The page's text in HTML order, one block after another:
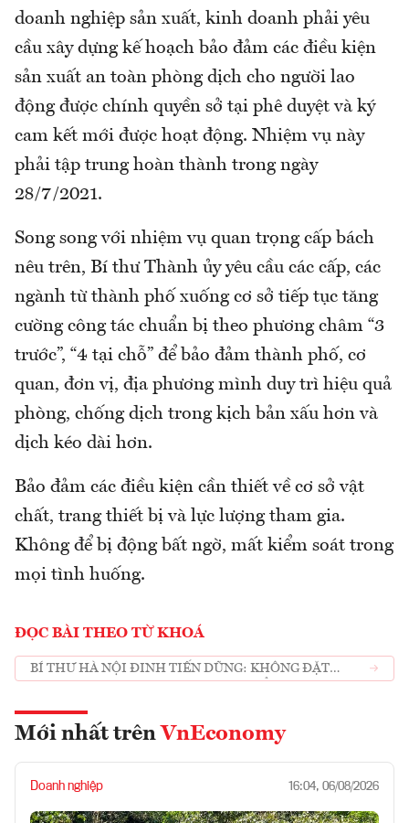
doanh nghiệp sản xuất, kinh doanh phải yêu
cầu xây dựng kế hoạch bảo đảm các điều kiện
sản xuất an toàn phòng dịch cho người lao
động được chính quyền sở tại phê duyệt và ký
cam kết mới được hoạt động. Nhiệm vụ này
phải tập trung hoàn thành trong ngày
28/7/2021.
Song song với nhiệm vụ quan trọng cấp bách
nêu trên, Bí thư Thành ủy yêu cầu các cấp, các
ngành từ thành phố xuống cơ sở tiếp tục tăng
cường công tác chuẩn bị theo phương châm “3
trước”, “4 tại chỗ” để bảo đảm thành phố, cơ
quan, đơn vị, địa phương mình duy trì hiệu quả
phòng, chống dịch trong kịch bản xấu hơn và
dịch kéo dài hơn.
Bảo đảm các điều kiện cần thiết về cơ sở vật
chất, trang thiết bị và lực lượng tham gia.
Không để bị động bất ngờ, mất kiểm soát trong
mọi tình huống.
ĐỌC BÀI THEO TỪ KHOÁ
BÍ THƯ HÀ NỘI ĐINH TIẾN DŨNG: KHÔNG ĐẶT
Mới nhất trên VnEconomy
Doanh nghiệp 16:04, 06/08/2026